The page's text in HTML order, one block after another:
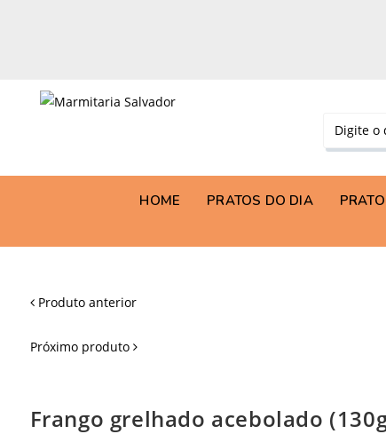
HOME PRATOS DO DIA
Produto anterior
Próximo produto
Frango grelhado acebolado